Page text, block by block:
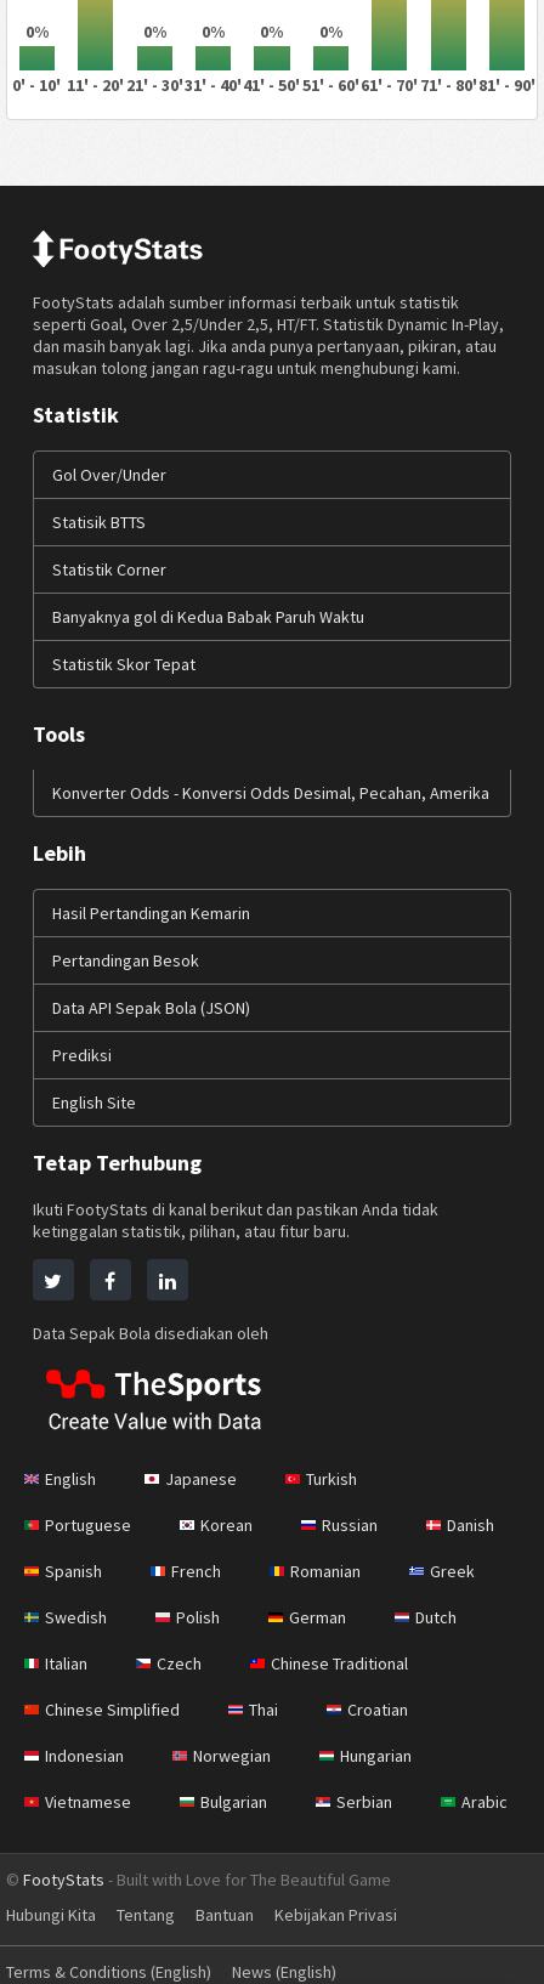
0% 0% 0% 0% 0%
0' - 10' 11' - 20' 21' - 30'31' - 40'41' - 50'51' - 60'61' - 70' 71' - 80'81' - 90'
FootyStats adalah sumber informasi terbaik untuk statistik
seperti Goal, Over 2,5/Under 2,5, HT/FT. Statistik Dynamic In-Play,
dan masih banyak lagi. Jika anda punya pertanyaan, pikiran, atau
masukan tolong jangan ragu-ragu untuk menghubungi kami.
Statistik
Gol Over/Under
Statisik BTTS
Statistik Corner
Banyaknya gol di Kedua Babak Paruh Waktu
Statistik Skor Tepat
Tools
Konverter Odds - Konversi Odds Desimal, Pecahan, Amerika
Lebih
Hasil Pertandingan Kemarin
Pertandingan Besok
Data API Sepak Bola (JSON)
Prediksi
English Site
Tetap Terhubung
Ikuti FootyStats di kanal berikut dan pastikan Anda tidak
ketinggalan statistik, pilihan, atau fitur baru.
Data Sepak Bola disediakan oleh
English Japanese Turkish
Portuguese Korean Russian Danish
Spanish French Romanian Greek
Swedish Polish German Dutch
Italian Czech Chinese Traditional
Chinese Simplified Thai Croatian
Indonesian Norwegian Hungarian
Vietnamese Bulgarian Serbian Arabic
© FootyStats - Built with Love for The Beautiful Game
Hubungi Kita
Tentang Bantuan Kebijakan Privasi
Terms & Conditions (English) News (English)